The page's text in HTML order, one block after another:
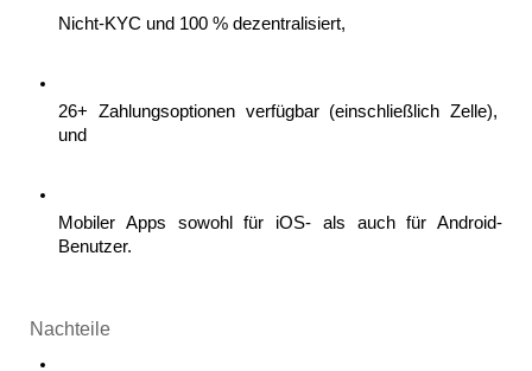
Nicht-KYC und 100 % dezentralisiert,
26+ Zahlungsoptionen verfügbar (einschließlich Zelle),
und
Mobiler Apps sowohl für iOS- als auch für Android-
Benutzer.
Nachteile